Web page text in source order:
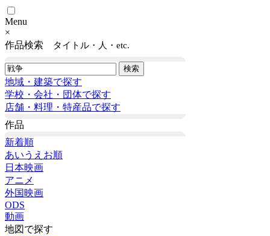
Menu
×
作品検索
タイトル・人・etc.
地域・建築で探す
学校・会社・団体で探す
店舗・料理・特産品で探す
作品
新着順
あいうえお順
日本映画
アニメ
外国映画
ODS
動画
地図で探す